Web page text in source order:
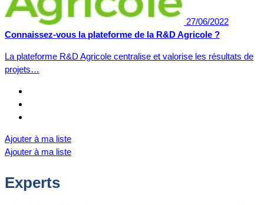
27/06/2022
Connaissez-vous la plateforme de la R&D Agricole ?
La plateforme R&D Agricole centralise et valorise les résultats de
projets…
Ajouter à ma liste
Ajouter à ma liste
Experts